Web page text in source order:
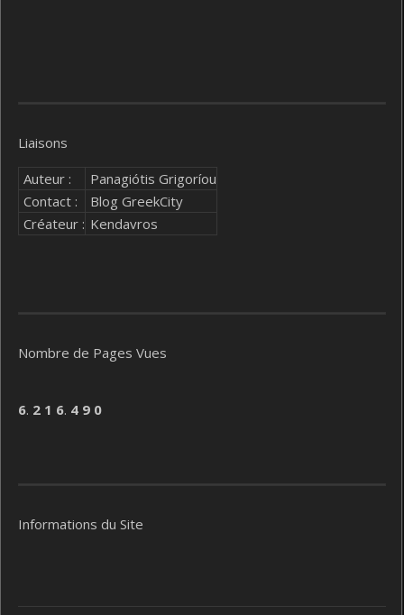
Liaisons
Auteur :
Panagiótis Grigoríou
Contact :
Blog GreekCity
Créateur : Kendavros
Nombre de Pages Vues
6. 2 1 6. 4 9 0
Informations du Site